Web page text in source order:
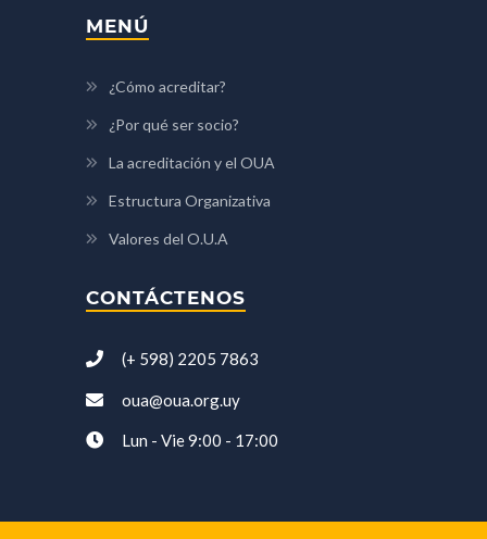
MENÚ
¿Cómo acreditar?
¿Por qué ser socio?
La acreditación y el OUA
Estructura Organizativa
Valores del O.U.A
CONTÁCTENOS
(+ 598) 2205 7863
oua@oua.org.uy
Lun - Vie 9:00 - 17:00